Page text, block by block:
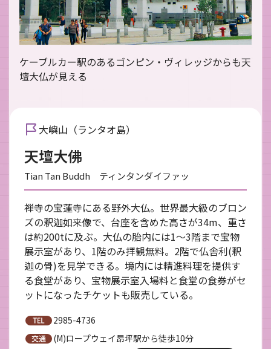
ケーブルカー駅のあるゴンピン・ヴィレッジからも天
壇大仏が見える
大嶼山（ランタオ島）
天壇大佛
Tian Tan Buddh ティンタンダイファッ
禅寺の宝蓮寺にある野外大仏。世界最大級のブロン
ズの釈迦如来像で、台座を含めた高さが34m、重さ
は約200tに及ぶ。大仏の胎内には1〜3階まで宝物
展示室があり、1階のみ拝観無料。2階で仏舎利(釈
迦の骨)を見学できる。境内には精進料理を提供す
る食堂があり、宝物展示室入場料と食堂の食券がセ
ットになったチケットも販売している。
2985-4736
(M)ロープウェイ昂坪駅から徒歩10分